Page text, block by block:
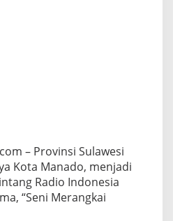
– Provinsi Sulawesi
Kota Manado, menjadi
Radio Indonesia
“Seni Merangkai